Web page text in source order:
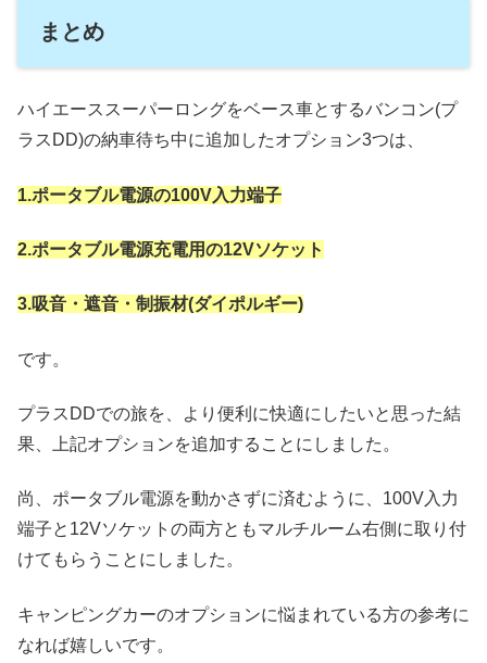
まとめ
ハイエーススーパーロングをベース車とするバンコン(プ
ラスDD)の納車待ち中に追加したオプション3つは、
1.ポータブル電源の100V入力端子
2.ポータブル電源充電用の12Vソケット
3.吸音・遮音・制振材(ダイポルギー)
です。
プラスDDでの旅を、より便利に快適にしたいと思った結
果、上記オプションを追加することにしました。
尚、ポータブル電源を動かさずに済むように、100V入力
端子と12Vソケットの両方ともマルチルーム右側に取り付
けてもらうことにしました。
キャンピングカーのオプションに悩まれている方の参考に
なれば嬉しいです。